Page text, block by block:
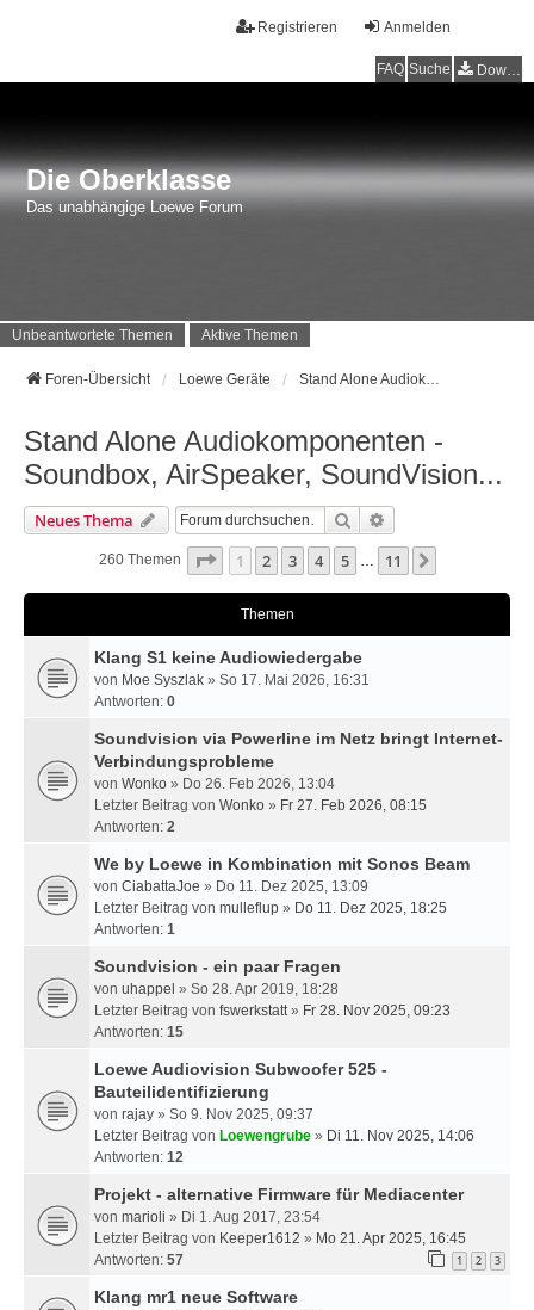
Anmelden
Registrieren
FAQ Suche Downloads
Die Oberklasse
Das unabhängige Loewe Forum
Unbeantwortete Themen Aktive Themen
Foren-Übersicht Loewe Geräte Stand Alone Audiokomponenten - Soundbox, AirSpeaker, SoundVision...
Stand Alone Audiokomponenten -
Soundbox, AirSpeaker, SoundVision...
Neues Thema Suche
260 Themen Seite 1Von 11
1 2 3 4 5 … 11
Themen
Klang S1 keine Audiowiedergabe
von Moe Syszlak » So 17. Mai 2026, 16:31
Antworten: 0
Soundvision via Powerline im Netz bringt Internet-
Verbindungsprobleme
von Wonko » Do 26. Feb 2026, 13:04
Letzter Beitrag von Wonko » Fr 27. Feb 2026, 08:15
Antworten: 2
We by Loewe in Kombination mit Sonos Beam
von CiabattaJoe » Do 11. Dez 2025, 13:09
Letzter Beitrag von mulleflup » Do 11. Dez 2025, 18:25
Antworten: 1
Soundvision - ein paar Fragen
von uhappel » So 28. Apr 2019, 18:28
Letzter Beitrag von fswerkstatt» Fr 28. Nov 2025, 09:23
Antworten: 15
Loewe Audiovision Subwoofer 525 -
Bauteilidentifizierung
von rajay » So 9. Nov 2025, 09:37
Letzter Beitrag von Loewengrube » Di 11. Nov 2025, 14:06
Antworten: 12
Projekt - alternative Firmware für Mediacenter
von marioli » Di 1. Aug 2017, 23:54
Letzter Beitrag von Keeper1612 » Mo 21. Apr 2025, 16:45
Antworten: 57 1 2 3
Klang mr1 neue Software